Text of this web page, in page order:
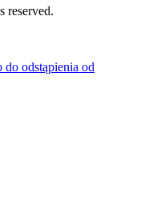
reserved.
odstąpienia od